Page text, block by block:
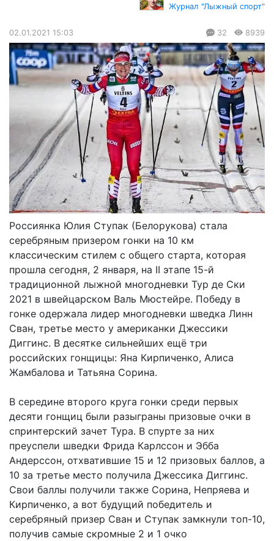
Журнал "Лыжный спорт"
02.01.2021 15:03 32 8939
Россиянка Юлия Ступак (Белорукова) стала
серебряным призером гонки на 10 км
классическим стилем с общего старта, которая
прошла сегодня, 2 января, на II этапе 15-й
традиционной лыжной многодневки Тур де Ски
2021 в швейцарском Валь Мюстейре. Победу в
гонке одержала лидер многодневки шведка Линн
Сван, третье место у американки Джессики
Диггинс. В десятке сильнейших ещё три
российских гонщицы: Яна Кирпиченко, Алиса
Жамбалова и Татьяна Сорина.
В середине второго круга гонки среди первых
десяти гонщиц были разыграны призовые очки в
спринтерский зачет Тура. В спурте за них
преуспели шведки Фрида Карлссон и Эбба
Андерссон, отхватившие 15 и 12 призовых баллов, а
10 за третье место получила Джессика Диггинс.
Свои баллы получили также Сорина, Непряева и
Кирпиченко, а вот будущий победитель и
серебряный призер Сван и Ступак замкнули топ-10,
получив самые скромные 2 и 1 очко